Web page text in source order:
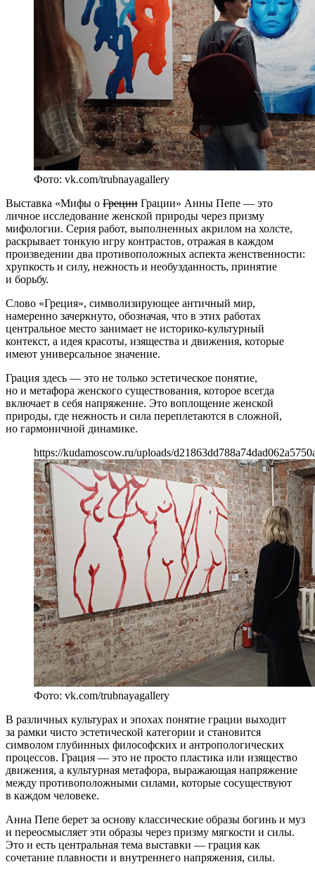
Фото: vk.com/trubnayagallery
Выставка «Мифы о Греции Грации» Анны Пепе — это
личное исследование женской природы через призму
мифологии. Серия работ, выполненных акрилом на холсте,
раскрывает тонкую игру контрастов, отражая в каждом
произведении два противоположных аспекта женственности:
хрупкость и силу, нежность и необузданность, принятие
и борьбу.
Слово «Греция», символизирующее античный мир,
намеренно зачеркнуто, обозначая, что в этих работах
центральное место занимает не историко-культурный
контекст, а идея красоты, изящества и движения, которые
имеют универсальное значение.
Грация здесь — это не только эстетическое понятие,
но и метафора женского существования, которое всегда
включает в себя напряжение. Это воплощение женской
природы, где нежность и сила переплетаются в сложной,
но гармоничной динамике.
https://kudamoscow.ru/uploads/
Фото: vk.com/trubnayagallery
В различных культурах и эпохах понятие грации выходит
за рамки чисто эстетической категории и становится
символом глубинных философских и антропологических
процессов. Грация — это не просто пластика или изящество
движения, а культурная метафора, выражающая напряжение
между противоположными силами, которые сосуществуют
в каждом человеке.
Анна Пепе берет за основу классические образы богинь и муз
и переосмысляет эти образы через призму мягкости и силы.
Это и есть центральная тема выставки — грация как
сочетание плавности и внутреннего напряжения, силы.